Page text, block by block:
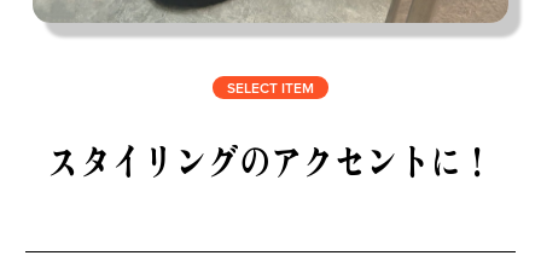
SELECT ITEM
スタイリングのアクセントに！